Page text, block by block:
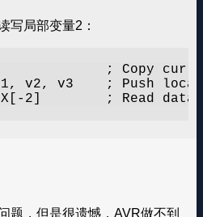
写局部变量2：
题，但是很遗憾，AVR做不到